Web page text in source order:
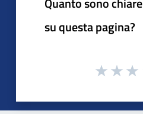
su questa pagina?